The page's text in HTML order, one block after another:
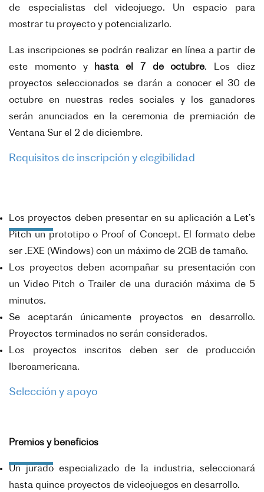
de especialistas del videojuego. Un espacio para
mostrar tu proyecto y potencializarlo.
Las inscripciones se podrán realizar en línea a partir de
este momento yhasta el 7 de octubre. Los diez
proyectos seleccionados se darán a conocer el 30 de
octubre en nuestras redes sociales y los ganadores
serán anunciados en la ceremonia de premiación de
Ventana Sur el 2 de diciembre.
Requisitos de inscripción y elegibilidad
Los proyectos deben presentar en su aplicación a Let’s
Pitch un prototipo o Proof of Concept. El formato debe
ser .EXE (Windows) con un máximo de 2GB de tamaño.
Los proyectos deben acompañar su presentación con
un Video Pitch o Trailer de una duración máxima de 5
minutos.
Se aceptarán únicamente proyectos en desarrollo.
Proyectos terminados no serán considerados.
Los proyectos inscritos deben ser de producción
Iberoamericana.
Selección y apoyo
Premios y beneficios
Un jurado especializado de la industria, seleccionará
hasta quince proyectos de videojuegos en desarrollo.